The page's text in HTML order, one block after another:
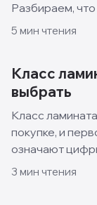
Разбираем,
виды и когда
5 мин чтения
Класс
выбрать
Класс
покупке, и
означают
отличаются и
3 мин чтения